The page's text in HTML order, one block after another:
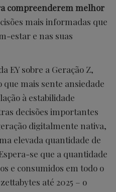
compreenderem melhor
mais informadas que
estar e nas suas
EY sobre a Geração Z,
mais sente ansiedade
à estabilidade
decisões importantes
digitalmente nativa,
elevada quantidade de
se que a quantidade
e consumidos em todo o
até 2025 – o